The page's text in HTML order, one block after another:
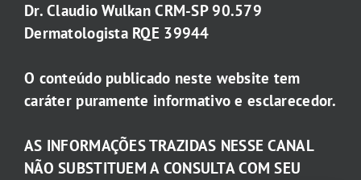
Dr. Claudio Wulkan CRM-SP 90.579
Dermatologista RQE 39944
O conteúdo publicado neste website tem
caráter puramente informativo e esclarecedor.
AS INFORMAÇÕES TRAZIDAS NESSE CANAL
NÃO SUBSTITUEM A CONSULTA COM SEU